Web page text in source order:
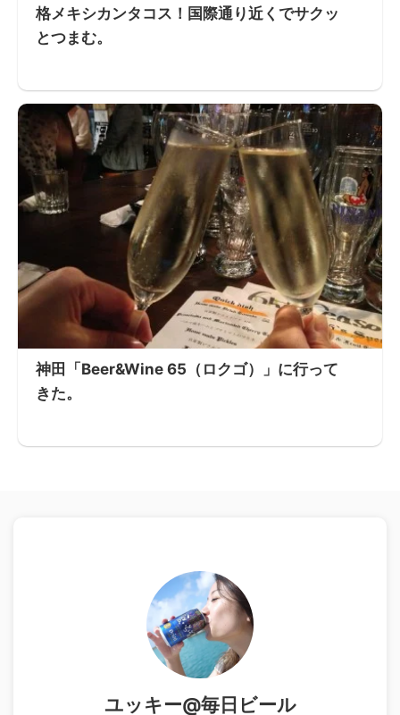
格メキシカンタコス！国際通り近くでサクッ
とつまむ。
神田「Beer&Wine 65（ロクゴ）」に行って
きた。
ユッキー@毎日ビール